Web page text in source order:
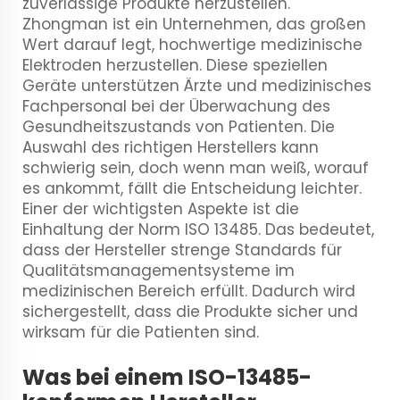
Zhongman ist ein Unternehmen, das großen
Wert darauf legt, hochwertige medizinische
Elektroden herzustellen. Diese speziellen
Geräte unterstützen Ärzte und medizinisches
Fachpersonal bei der Überwachung des
Gesundheitszustands von Patienten. Die
Auswahl des richtigen Herstellers kann
schwierig sein, doch wenn man weiß, worauf
es ankommt, fällt die Entscheidung leichter.
Einer der wichtigsten Aspekte ist die
Einhaltung der Norm ISO 13485. Das bedeutet,
dass der Hersteller strenge Standards für
Qualitätsmanagementsysteme im
medizinischen Bereich erfüllt. Dadurch wird
sichergestellt, dass die Produkte sicher und
wirksam für die Patienten sind.
Was bei einem ISO-13485-